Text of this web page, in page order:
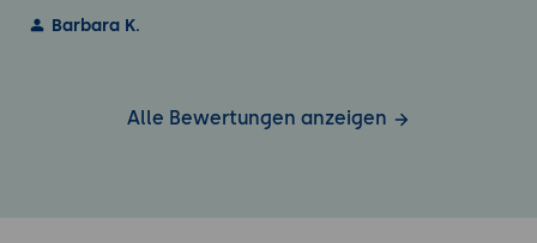
Barbara K.
Alle Bewertungen anzeigen